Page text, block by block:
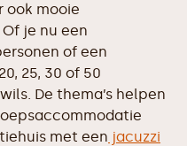
ook mooie
je nu een
of een
25, 30 of 50
De thema’s helpen
met een jacuzzi